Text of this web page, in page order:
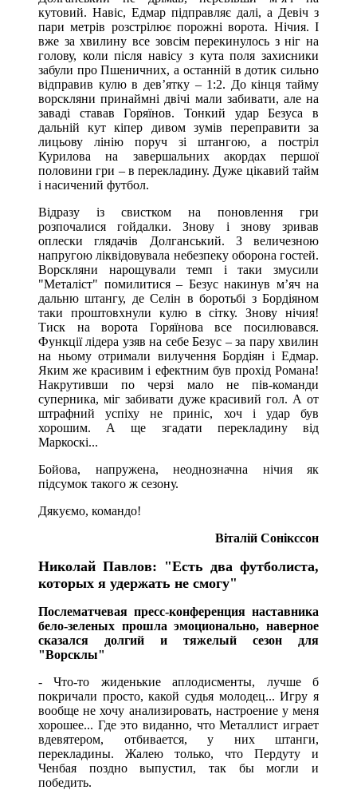
кутовий. Навіс, Едмар підправляє далі, а Девіч з
пари метрів розстрілює порожні ворота. Нічия. І
вже за хвилину все зовсім перекинулось з ніг на
голову, коли після навісу з кута поля захисники
забули про Пшеничних, а останній в дотик сильно
відправив кулю в дев’ятку – 1:2. До кінця тайму
ворскляни принаймні двічі мали забивати, але на
заваді ставав Горяїнов. Тонкий удар Безуса в
дальній кут кіпер дивом зумів переправити за
лицьову лінію поруч зі штангою, а постріл
Курилова на завершальних акордах першої
половини гри – в перекладину. Дуже цікавий тайм
і насичений футбол.
Відразу із свистком на поновлення гри
розпочалися гойдалки. Знову і знову зривав
оплески глядачів Долганський. З величезною
напругою ліквідовувала небезпеку оборона гостей.
Ворскляни нарощували темп і таки змусили
"Металіст" помилитися – Безус накинув м’яч на
дальню штангу, де Селін в боротьбі з Бордіяном
таки проштовхнули кулю в сітку. Знову нічия!
Тиск на ворота Горяїнова все посилювався.
Функції лідера узяв на себе Безус – за пару хвилин
на ньому отримали вилучення Бордіян і Едмар.
Яким же красивим і ефектним був прохід Романа!
Накрутивши по черзі мало не пів-команди
суперника, міг забивати дуже красивий гол. А от
штрафний успіху не приніс, хоч і удар був
хорошим. А ще згадати перекладину від
Маркоскі...
Бойова, напружена, неоднозначна нічия як
підсумок такого ж сезону.
Дякуємо, командо!
Віталій Сонікссон
Николай Павлов: "Есть два футболиста,
которых я удержать не смогу"
Послематчевая пресс-конференция наставника
бело-зеленых прошла эмоционально, наверное
сказался долгий и тяжелый сезон для
"Ворсклы"
- Что-то жиденькие аплодисменты, лучше б
покричали просто, какой судья молодец... Игру я
вообще не хочу анализировать, настроение у меня
хорошее... Где это виданно, что Металлист играет
вдевятером, отбивается, у них штанги,
перекладины. Жалею только, что Пердуту и
Ченбая поздно выпустил, так бы могли и
победить.